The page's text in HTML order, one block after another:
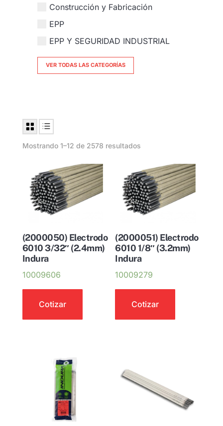
Construcción y Fabricación
EPP
EPP Y SEGURIDAD INDUSTRIAL
VER TODAS LAS CATEGORÍAS
Mostrando 1–12 de 2578 resultados
(2000050) Electrodo
6010 3/32″ (2.4mm)
Indura
10009606
Cotizar
(2000051) Electrodo
6010 1/8″ (3.2mm)
Indura
10009279
Cotizar